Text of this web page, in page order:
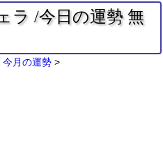
ラ /今日の運勢 無
今月の運勢